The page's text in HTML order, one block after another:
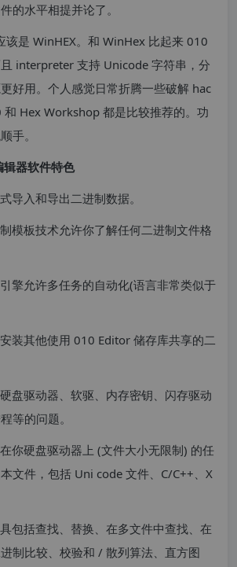
的水平相提并论了。
该是 WinHEX。和 WinHex 比起来 010
interpreter 支持 Unicode 字符串，分
好用。个人感觉日常折腾一些破解 hac
Hex Workshop 都是比较推荐的。功
手。
器软件特色
导入和导出二进制数据。
模板技术允许你了解任何二进制文件格
擎允许多任务的自动化(语言非常类似于
装其他使用 010 Editor 储存库共享的二
盘驱动器、软驱、内存密钥、闪存驱动
等的问题。
你硬盘驱动器上 (文件大小无限制) 的任
文件，包括 Uni code 文件、C/C++、X
包括查找、替换、在多文件中查找、在
制比较、校验和 / 散列算法、直方图